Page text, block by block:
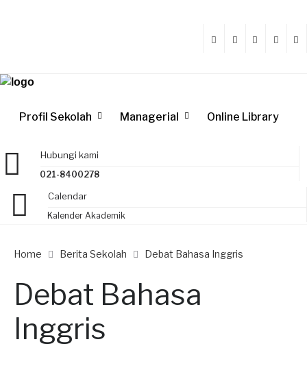
Profil Sekolah Managerial Online Library
Hubungi kami
021-8400278
Calendar
Kalender Akademik
Home Berita Sekolah Debat Bahasa Inggris
Debat Bahasa
Inggris